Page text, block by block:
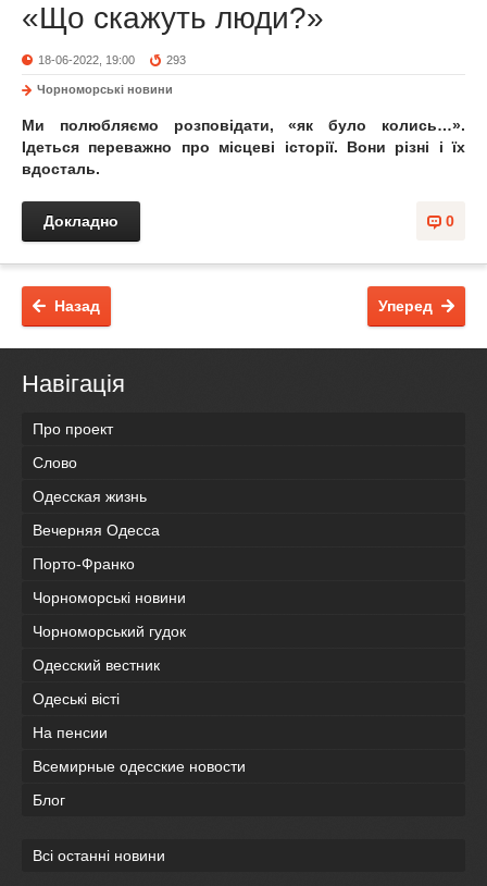
«Що скажуть люди?»
18-06-2022, 19:00 293
Чорноморські новини
Ми полюбляємо розповідати, «як було колись…».
Ідеться переважно про місцеві історії. Вони різні і їх
вдосталь.
0
Докладно
Уперед
Назад
Навігація
Про проект
Слово
Одесская жизнь
Вечерняя Одесса
Порто-Франко
Чорноморські новини
Чорноморський гудок
Одесский вестник
Одеськi вiстi
На пенсии
Всемирные одесские новости
Блог
Всі останні новини